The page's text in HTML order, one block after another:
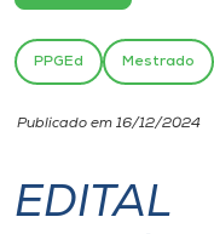
Portal de Ensino
Unoesc
Internacionalização
PPGEd Mestrado
Publicado em 16/12/2024
EDITAL